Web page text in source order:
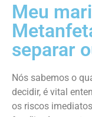
Meu
separar
Nós sabemos o
decidir, é vital
os riscos